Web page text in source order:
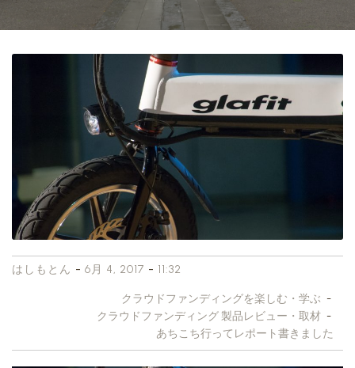
はしもとん - 6月 4, 2017 - 11:32
クラウドファンディングを楽しむ・学ぶ -
クラウドファンディング 製品レビュー・取材 -
あちこち行ってレポート書きました